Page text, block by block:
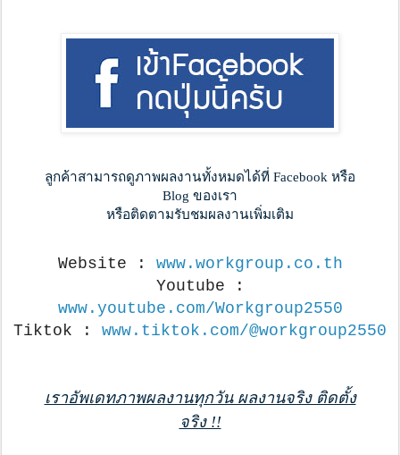
ลูกค้าสามารถดูภาพผลงานทั้งหมดได้ที่ Facebook หรือ
Blog ของเรา
หรือติดตามรับชมผลงานเพิ่มเติม
Website : www.workgroup.co.th
Youtube :
www.youtube.com/Workgroup2550
Tiktok : www.tiktok.com/@workgroup2550
เราอัพเดทภาพผลงานทุกวัน ผลงานจริง ติดตั้ง
จริง !!